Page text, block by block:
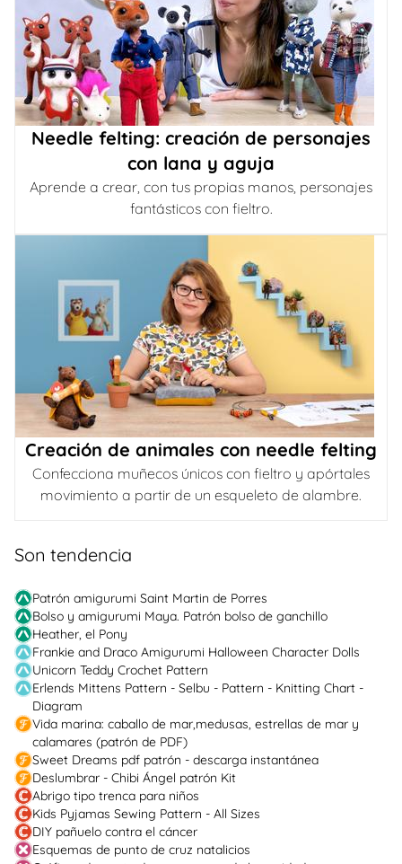
Needle felting: creación de personajes
con lana y aguja
Aprende a crear, con tus propias manos, personajes
fantásticos con fieltro.
Creación de animales con needle felting
Confecciona muñecos únicos con fieltro y apórtales
movimiento a partir de un esqueleto de alambre.
Son tendencia
Patrón amigurumi Saint Martin de Porres
Bolso y amigurumi Maya. Patrón bolso de ganchillo
Heather, el Pony
Frankie and Draco Amigurumi Halloween Character Dolls
Unicorn Teddy Crochet Pattern
Erlends Mittens Pattern - Selbu - Pattern - Knitting Chart -
Diagram
Vida marina: caballo de mar,medusas, estrellas de mar y
calamares (patrón de PDF)
Sweet Dreams pdf patrón - descarga instantánea
Deslumbrar - Chibi Ángel patrón Kit
Abrigo tipo trenca para niños
Kids Pyjamas Sewing Pattern - All Sizes
DIY pañuelo contra el cáncer
Esquemas de punto de cruz natalicios